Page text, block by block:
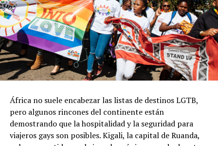
África no suele encabezar las listas de destinos LGTB,
pero algunos rincones del continente están
demostrando que la hospitalidad y la seguridad para
viajeros gays son posibles. Kigali, la capital de Ruanda,